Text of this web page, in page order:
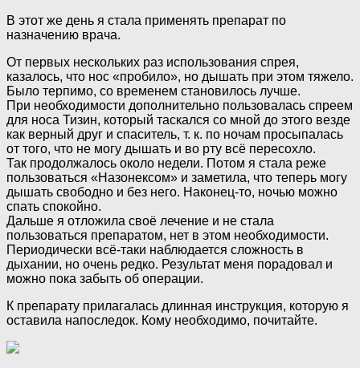
В этот же день я стала применять препарат по
назначению врача.
От первых нескольких раз использования спрея,
казалось, что нос «пробило», но дышать при этом тяжело.
Было терпимо, со временем становилось лучше.
При необходимости дополнительно пользовалась спреем
для носа Тизин, который таскался со мной до этого везде
как верный друг и спаситель, т. к. по ночам просыпалась
от того, что не могу дышать и во рту всё пересохло.
Так продолжалось около недели. Потом я стала реже
пользоваться «Назонексом» и заметила, что теперь могу
дышать свободно и без него. Наконец-то, ночью можно
спать спокойно.
Дальше я отложила своё лечение и не стала
пользоваться препаратом, нет в этом необходимости.
Периодически всё-таки наблюдается сложность в
дыхании, но очень редко. Результат меня порадовал и
можно пока забыть об операции.
К препарату прилагалась длинная инструкция, которую я
оставила напоследок. Кому необходимо, почитайте.